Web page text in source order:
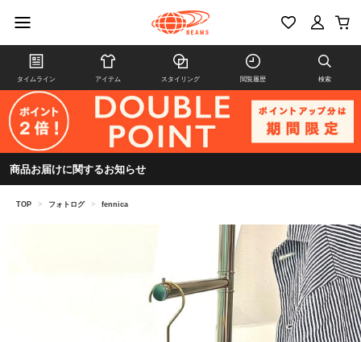
タイムライン アイテム スタイリング 閲覧履歴 検索
商品お届けに関するお知らせ
TOP > フォトログ > fennica